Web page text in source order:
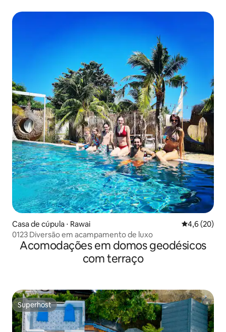
Casa de cúpula ⋅ Rawai 4,6 de uma
4,6 (20)
0123 Diversão em acampamento de luxo
Acomodações em domos geodésicos
com terraço
Superhost
Superhost